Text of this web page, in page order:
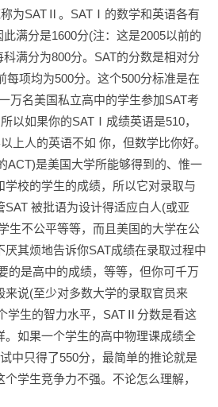
为SATⅡ。SATⅠ的数学和英语各有
满分是1600分(注：这是2005以前的
满分为800分。SAT的分数是相对分
每项均为500分。这个500分标准是在
万名美国私立高中的学生参加SAT考
以如果你的SATⅠ成绩英语是510，
上人的英语不如 你，但数学比你好。
ACT)是美国大学所能够得到的、惟一
学校的学生的成绩，所以它对录取与
被批语为设计得适应白人(或亚
生不公平等等，而且美国的大学在公
其烦地告诉你SAT成绩在录取过程中
的是高中的成绩，等等，但你可千万
来说(至少对多数大学的录取官员来
学生的智力水平，SATⅡ分数是看这
。如果一个学生的高中物理课成绩全
中只得了550分，最简单的推论就是
学生竞争力不强。不论怎么理解，